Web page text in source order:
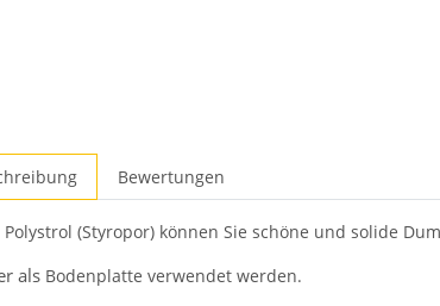
Bewertungen
(Styropor) können Sie schöne und solide
als Bodenplatte verwendet werden.